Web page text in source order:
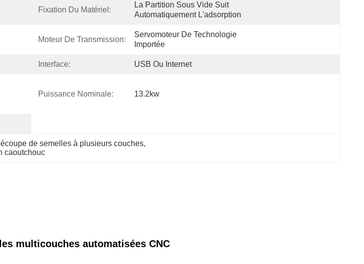
Fixation Du Matériel:
La Partition Sous Vide Suit
Automatiquement L'adsorption
Moteur De Transmission:
Servomoteur De Technologie
Importée
Interface: USB Ou Internet
Puissance Nominale: 13.2kw
de semelles à plusieurs couches,
caoutchouc
multicouches automatisées CNC